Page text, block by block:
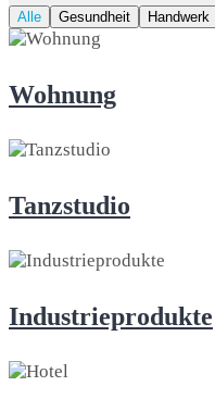
Alle Gesundheit Handwerk
Wohnung
Tanzstudio
Industrieprodukte